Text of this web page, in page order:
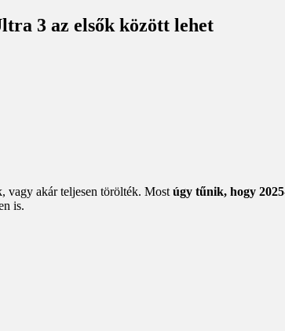
3 az elsők között lehet
vagy akár teljesen törölték. Most úgy tűnik, hogy
is.